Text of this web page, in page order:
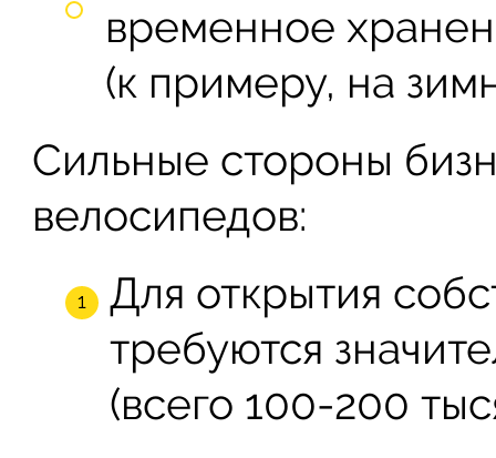
временное
(к примеру, на
Сильные стороны
велосипедов:
Для открытия
требуются
(всего 100-200